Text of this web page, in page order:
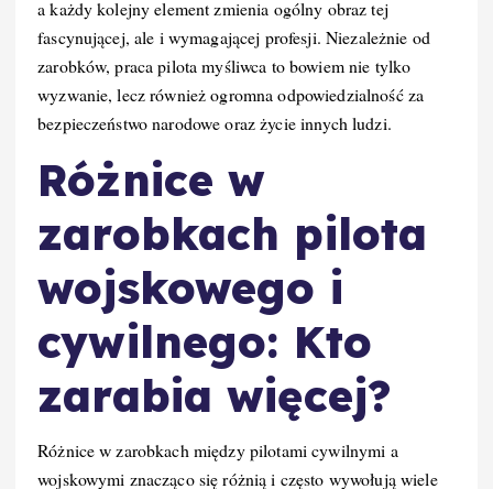
a każdy kolejny element zmienia ogólny obraz tej
fascynującej, ale i wymagającej profesji. Niezależnie od
zarobków, praca pilota myśliwca to bowiem nie tylko
wyzwanie, lecz również ogromna odpowiedzialność za
bezpieczeństwo narodowe oraz życie innych ludzi.
Różnice w
zarobkach pilota
wojskowego i
cywilnego: Kto
zarabia więcej?
Różnice w zarobkach między pilotami cywilnymi a
wojskowymi znacząco się różnią i często wywołują wiele